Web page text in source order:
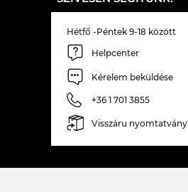
Hétfő -Péntek 9-18 között
Helpcenter
Kérelem beküldése
+36 1 701 3855
Visszáru nyomtatvány